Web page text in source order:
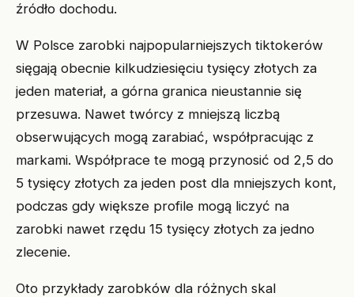
źródło dochodu.
W Polsce zarobki najpopularniejszych tiktokerów
sięgają obecnie kilkudziesięciu tysięcy złotych za
jeden materiał, a górna granica nieustannie się
przesuwa. Nawet twórcy z mniejszą liczbą
obserwujących mogą zarabiać, współpracując z
markami. Współprace te mogą przynosić od 2,5 do
5 tysięcy złotych za jeden post dla mniejszych kont,
podczas gdy większe profile mogą liczyć na
zarobki nawet rzędu 15 tysięcy złotych za jedno
zlecenie.
Oto przykłady zarobków dla różnych skal